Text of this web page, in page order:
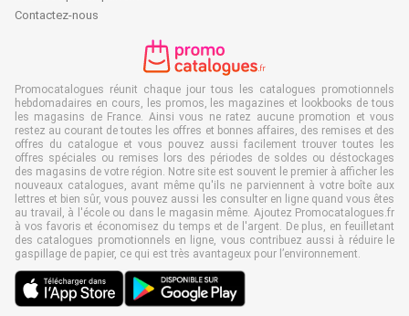
Contactez-nous
Promocatalogues réunit chaque jour tous les catalogues promotionnels
hebdomadaires en cours, les promos, les magazines et lookbooks de tous
les magasins de France. Ainsi vous ne ratez aucune promotion et vous
restez au courant de toutes les offres et bonnes affaires, des remises et des
offres du catalogue et vous pouvez aussi facilement trouver toutes les
offres spéciales ou remises lors des périodes de soldes ou déstockages
des magasins de votre région. Notre site est souvent le premier à afficher les
nouveaux catalogues, avant même qu'ils ne parviennent à votre boîte aux
lettres et bien sûr, vous pouvez aussi les consulter en ligne quand vous êtes
au travail, à l'école ou dans le magasin même. Ajoutez Promocatalogues.fr
à vos favoris et économisez du temps et de l'argent. De plus, en feuilletant
des catalogues promotionnels en ligne, vous contribuez aussi à réduire le
gaspillage de papier, ce qui est très avantageux pour l’environnement.